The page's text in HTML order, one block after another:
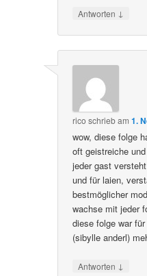
Antworten↓
ricoschrieb am1.
wow, diese folge
oft geistreiche
jeder gast
und für laien,
bestmöglicher
wachse mit jeder
diese folge war